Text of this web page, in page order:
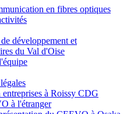
en fibres optiques
développement et
du Val d'Oise
à Roissy CDG
à l'étranger